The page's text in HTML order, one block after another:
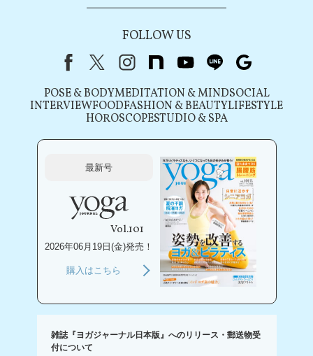
FOLLOW US
FacebookX（旧Twitter）
instagram
note youtubeline
POSE & BODYMEDITATION & MINDSOCIAL
INTERVIEWFOODFASHION & BEAUTYLIFESTYLE
HOROSCOPESTUDIO & SPA
最新号
Vol.101
2026年06月19日(金)発売！
購入はこちら
雑誌『ヨガジャーナル日本版』へのリリース・郵送物受
付について